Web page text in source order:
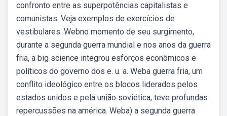
confronto entre as superpotências capitalistas e
comunistas. Veja exemplos de exercícios de
vestibulares. Webno momento de seu surgimento,
durante a segunda guerra mundial e nos anos da guerra
fria, a big science integrou esforços econômicos e
políticos do governo dos e. u. a. Weba guerra fria, um
conflito ideológico entre os blocos liderados pelos
estados unidos e pela união soviética, teve profundas
repercussões na américa. Weba) a segunda guerra